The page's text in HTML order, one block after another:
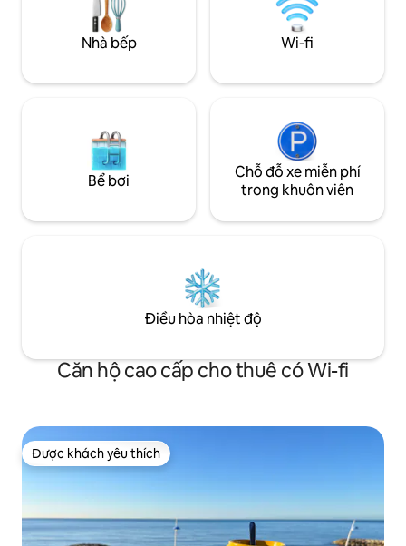
(TINH THẦN Bohemian) #phòngnghỉ
#cuốituần #spa #camargue #2026 Số 1
trên Airbnb ở Camargue
Provence, cách
phá THE LODGE
Nhà bếp Wi-fi
Bể bơi
Chỗ đỗ xe miễn phí
trong khuôn viên
Điều hòa nhiệt độ
Căn hộ cao cấp cho thuê có Wi-fi
Được khách yêu thích
Được khách yêu thích